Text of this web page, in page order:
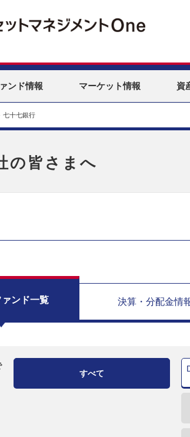
ンド情報 マーケット情報 資
七十七銀行
の皆さまへ
ァンド一覧 決算・分配金情
すべて